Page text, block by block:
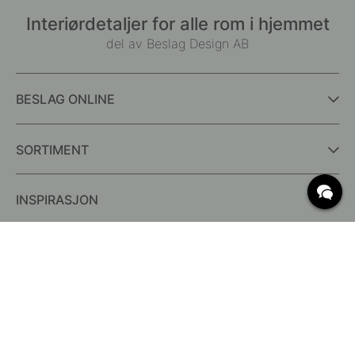
Interiørdetaljer for alle rom i hjemmet
del av Beslag Design AB
BESLAG ONLINE
SORTIMENT
INSPIRASJON